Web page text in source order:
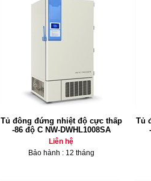
Tủ đông đứng nhiệt độ cực thấp
-86 độ C NW-DWHL1008SA
Liên hệ
Bảo hành : 12 tháng
Tủ